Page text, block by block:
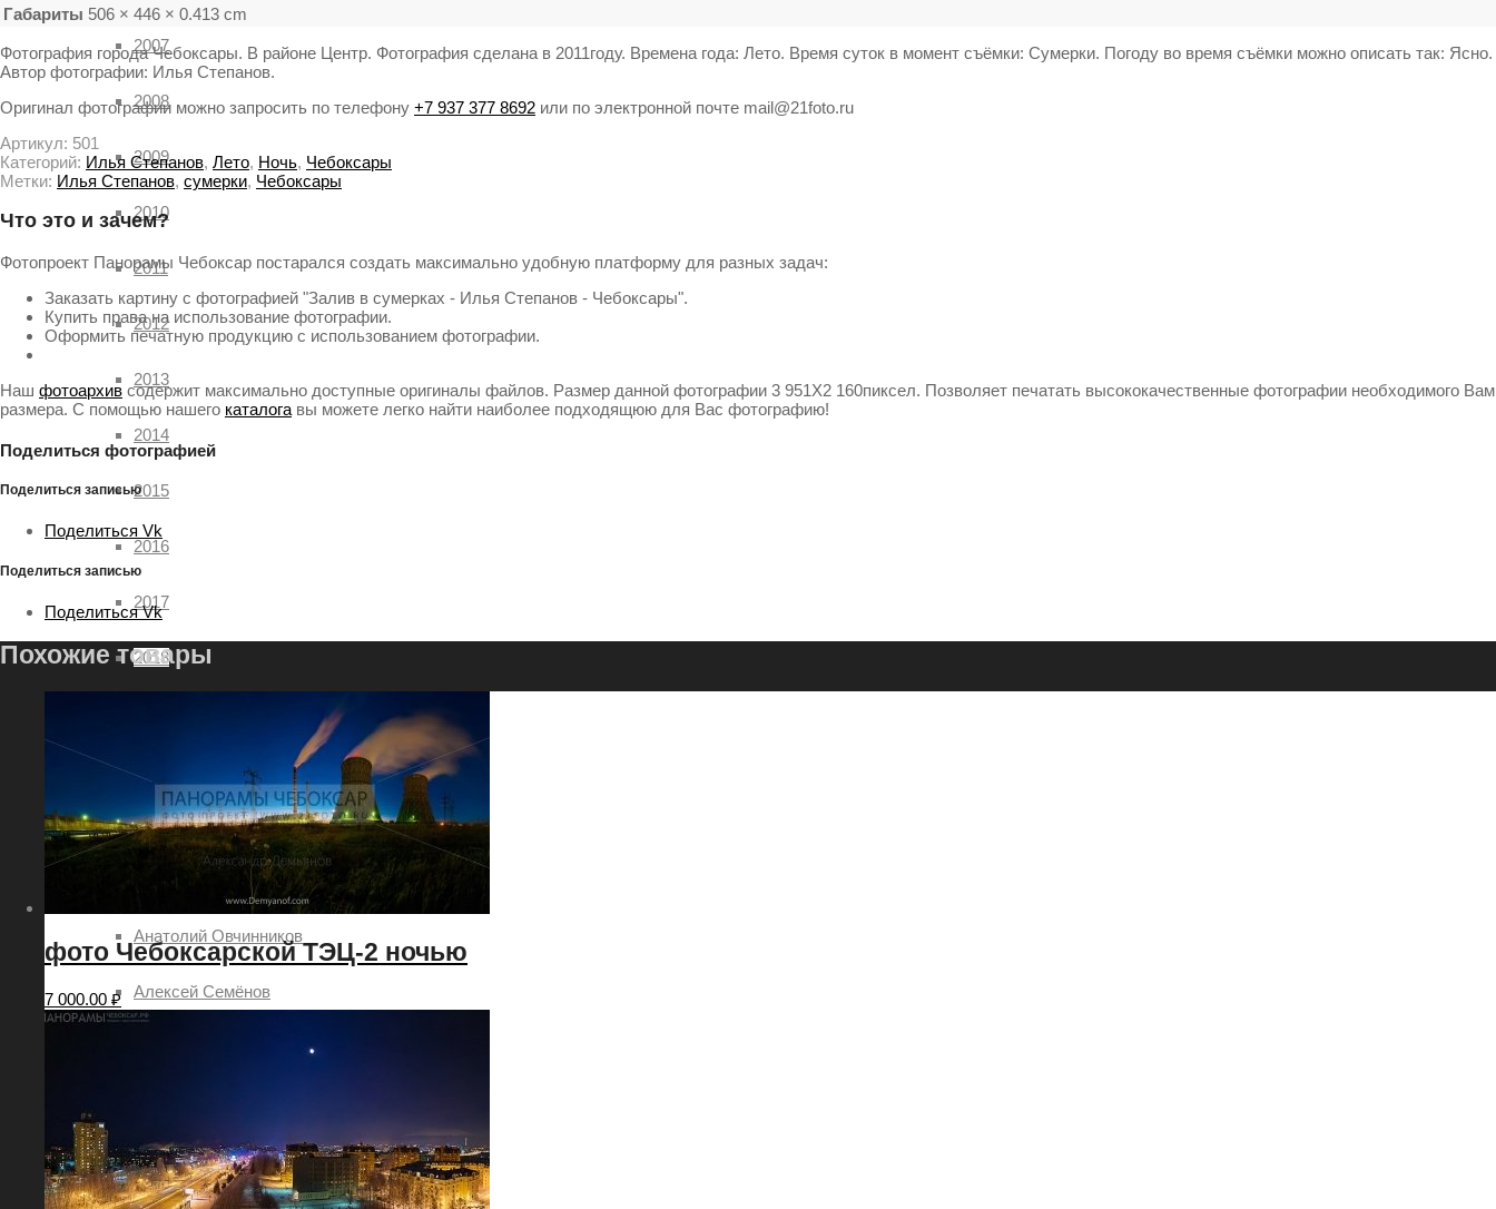
2007
2008
2009
2010
2011
2012
2013
2014
2015
2016
2017
2018
Авторы
Александр Демьянов
Aleksey Sitdikov
Анатолий Овчинников
Алексей Семёнов
Евгений Шаров
Габариты 506 × 446 × 0.413 cm
Фотография города Чебоксары. В районе Центр. Фотография сделана в 2011году. Времена года: Лето. Время суток в момент съёмки: Сумерки. Погоду во время съёмки можно описать так: Ясно.
Автор фотографии: Илья Степанов.
Оригинал фотографии можно запросить по телефону +7 937 377 8692 или по электронной почте mail@21foto.ru
Артикул: 501
Категорий: Илья Степанов, Лето, Ночь, Чебоксары
Метки: Илья Степанов, сумерки, Чебоксары
Что это и зачем?
Фотопроект Панорамы Чебоксар постарался создать максимально удобную платформу для разных задач:
Заказать картину с фотографией "Залив в сумерках - Илья Степанов - Чебоксары".
Купить права на использование фотографии.
Оформить печатную продукцию с использованием фотографии.
Наш фотоархив содержит максимально доступные оригиналы файлов. Размер данной фотографии 3 951X2 160пиксел. Позволяет печатать высококачественные фотографии необходимого Вам
размера. С помощью нашего каталога вы можете легко найти наиболее подходящюю для Вас фотографию!
Поделиться фотографией
Поделиться записью
Поделиться Vk
Поделиться записью
Поделиться Vk
Похожие товары
фото Чебоксарской ТЭЦ-2 ночью
7 000.00 ₽